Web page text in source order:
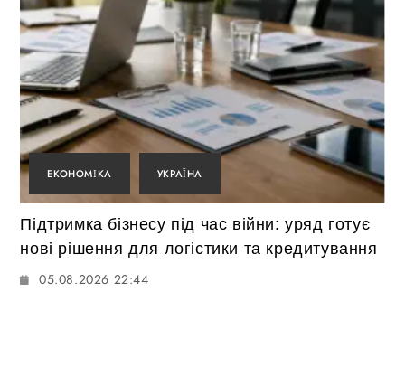
ЕКОНОМІКА УКРАЇНА
Підтримка бізнесу під час війни: уряд готує
нові рішення для логістики та кредитування
05.08.2026 22:44